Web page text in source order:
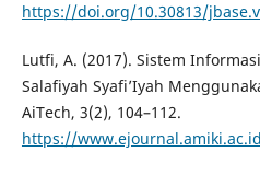
https://doi.org/10.30813/
Lutfi, A. (2017). Sistem
Salafiyah Syafi’Iyah
AiTech, 3(2), 104–112.
https://